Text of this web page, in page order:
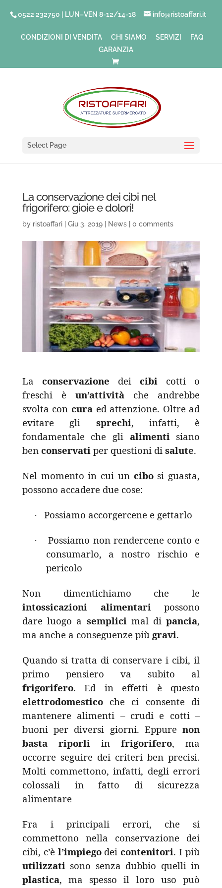
0522 232750 | LUN–VEN 8-12/14-18 info@ristoaffari.it
CONDIZIONI DI VENDITA CHI SIAMO SERVIZI
FAQ
GARANZIA
Select Page
La conservazione dei cibi nel
frigorifero: gioie e dolori!
by ristoaffari| Giu 3, 2019| News| 0 comments
La conservazione dei cibi cotti o
freschi è un’attività che andrebbe
svolta con curaed attenzione. Oltre ad
evitare gli sprechi, infatti, è
fondamentale che gli alimenti siano
ben conservati per questioni di salute.
Nel momento in cui un cibosi guasta,
possono accadere due cose:
· Possiamo accorgercene e gettarlo
·
Possiamo non rendercene conto e
consumarlo, a nostro rischio e
pericolo
Non dimentichiamo che le
intossicazioni
alimentari possono
dare luogo a semplici mal dipancia,
ma anche a conseguenze più gravi.
Quando si tratta di conservare i cibi, il
primo pensiero va subito al
frigorifero. Ed in effetti è questo
elettrodomesticoche ci consente di
mantenere alimenti – crudi e cotti –
buoni per diversi giorni. Eppurenon
basta
riporli infrigorifero, ma
occorre seguire dei criteri ben precisi.
Molti commettono, infatti, degli errori
colossali in fatto di sicurezza
alimentare
Fra i principali errori, che si
commettono nella conservazione dei
cibi, c’è l’impiegodei contenitori. I più
utilizzati sono senza dubbio quelli in
plastica, ma spesso il loro uso può